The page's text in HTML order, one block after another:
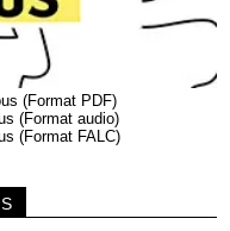
(Format PDF)
(Format audio)
(Format FALC)